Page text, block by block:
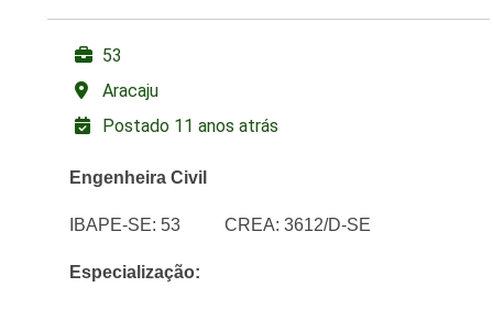
53
Aracaju
Postado 11 anos atrás
Engenheira Civil
IBAPE-SE: 53 CREA: 3612/D-SE
Especialização: